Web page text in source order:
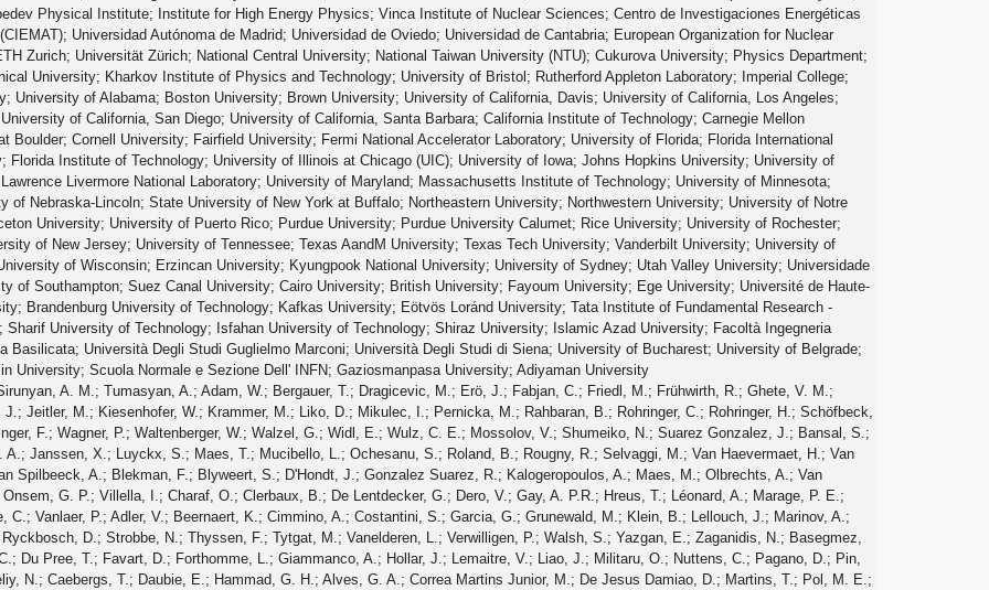
Physical Institute; Institute for High Energy Physics; Vinca Institute of Nuclear Sciences; Centro de Investigaciones Energéticas
Universidad Autónoma de Madrid; Universidad de Oviedo; Universidad de Cantabria; European Organization for Nuclear
Zurich; Universität Zürich; National Central University; National Taiwan University (NTU); Cukurova University; Physics Department;
University; Kharkov Institute of Physics and Technology; University of Bristol; Rutherford Appleton Laboratory; Imperial College;
University of Alabama; Boston University; Brown University; University of California, Davis; University of California, Los Angeles;
of California, San Diego; University of California, Santa Barbara; California Institute of Technology; Carnegie Mellon
Boulder; Cornell University; Fairfield University; Fermi National Accelerator Laboratory; University of Florida; Florida International
Florida Institute of Technology; University of Illinois at Chicago (UIC); University of Iowa; Johns Hopkins University; University of
Livermore National Laboratory; University of Maryland; Massachusetts Institute of Technology; University of Minnesota;
of Nebraska-Lincoln; State University of New York at Buffalo; Northeastern University; Northwestern University; University of Notre
University; University of Puerto Rico; Purdue University; Purdue University Calumet; Rice University; University of Rochester;
of New Jersey; University of Tennessee; Texas AandM University; Texas Tech University; Vanderbilt University; University of
of Wisconsin; Erzincan University; Kyungpook National University; University of Sydney; Utah Valley University; Universidade
of Southampton; Suez Canal University; Cairo University; British University; Fayoum University; Ege University; Université de Haute-
Brandenburg University of Technology; Kafkas University; Eötvös Loránd University; Tata Institute of Fundamental Research -
University of Technology; Isfahan University of Technology; Shiraz University; Islamic Azad University; Facoltà Ingegneria
Basilicata; Università Degli Studi Guglielmo Marconi; Università Degli Studi di Siena; University of Bucharest; University of Belgrade;
University; Scuola Normale e Sezione Dell' INFN; Gaziosmanpasa University; Adiyaman University
S.; Genchev, V.; Iaydjiev, P.; Piperov, S.; Rodozov, M.; Stoykova, S.; Sultanov, G.; Tcholakov, V.; Trayanov, R.; Vutova, M.; Dimitrov, A.; Hadjiiska, R.; Kozhuharov, V.; Litov, L.; Pavlov, B.; Petkov, P.; Bian, J. G.; Chen, G. M.; Chen, H. S.; Jiang, C. H.; Liang, D.; Liang, S.; Meng, X.; Tao, J.; Wang, J.; Wang, X.; Wang, Z.; Xiao, H.; Xu, M.; Zang, J.; Zhang, Z.; Asawatangtrakuldee, C.; Ban, Y.; Guo, S.; Guo, Y.; Li, W.; Liu, S.; Mao, Y.; Qian, S. J.; Teng, H.; Wang, S.; Zhu, B.; Zou, W.; Avila, C.; Gomez Moreno, B.; Osorio Oliveros, A. F.; Sanabria, J. C.; Godinovic, N.; Lelas, D.; Plestina, R.; Polic, D.; Puljak, I.; Antunovic, Z.; Dzelalija, M.; Kovac, M.; Brigljevic, V.; Duric, S.; Kadija, K.; Luetic, J.; Morovic, S.; Attikis, A.; Galanti, M.; Mavromanolakis, G.; Mousa, J.; Nicolaou, C.; Ptochos, F.; Razis, P. A.; Finger, M.; Assran, Y.; Elgammal, S.; Ellithi Kamel, A.; Khalil, S.; Mahmoud, M. A.; Radi, A.; Kadastik, M.; Müntel, M.; Raidal, M.; Rebane, L.; Tiko, A.; Azzolini, V.; Eerola, P.; Fedi, G.; Voutilainen, M.; Härkönen, J.; Heikkinen, A.; Karimäki, V.; Kinnunen, R.; Kortelainen, M. J.; Lampén, T.; Lassila-Perini, K.; Lehti, S.; Lindén, T.; Luukka, P.; Mäenpää, T.; Peltola, T.; Tuominen, E.; Tuominiemi, J.; Tuovinen, E.; Ungaro, D.; Wendland, L.; Banzuzi, K.; Korpela, A.; Tuuva, T.; Besancon, M.; Choudhury, S.; Dejardin, M.; Denegri, D.; Fabbro, B.; Faure, J. L.; Ferri, F.; Ganjour, S.; Givernaud, A.; Gras, P.; Hamel De Monchenault, G.; Jarry, P.; Locci, E.; Malcles, J.; Millischer, L.; Nayak, A.; Rander, J.; Rosowsky, A.; Shreyber, I.; Titov, M.; Baffioni, S.; Beaudette, F.; Benhabib, L.; Bianchini, L.; Bluj, M.; Broutin, C.; Busson, P.; Charlot, C.; Daci, N.; Dahms, T.; Dobrzynski, L.; Granier De Cassagnac, R.; Haguenauer, M.; Miné, P.; Mironov, C.; Ochando, C.; Paganini, P.; Sabes, D.; Salerno, R.; Sirois, Y.; Veelken, C.; Zabi, A.; Agram, J. L.; Andrea, J.; Bloch, D.; Bodin, D.; Brom, J. M.; Cardaci, M.; Chabert, E. C.; Collard, C.; Conte, E.; Drouhin, F.; Ferro, C.; Fontaine, J. C.; Gelé, D.; Goerlach, U.; Juillot, P.; Karim, M.; Le Bihan, A. C.; Van Hove, P.; Fassi, F.; Mercier, D.; Beauceron, S.; Beaupere, N.; Bondu, O.; Boudoul, G.; Brun, H.; Chasserat, J.; Chierici, R.; Contardo, D.; Depasse, P.; El Mamouni, H.; Fay, J.; Gascon, S.; Gouzevitch, M.; Ille, B.; Kurca, T.; Lethuillier, M.; Mirabito, L.; Perries, S.; Sordini, V.; Tosi, S.; Tschudi, Y.; Verdier, P.; Viret, S.; Tsamalaidze, Z.; Anagnostou, G.; Beranek, S.; Edelhoff, M.; Feld, L.; Heracleous, N.; Hindrichs, O.; Jussen, R.; Klein, K.; Merz, J.; Ostapchuk, A.; Perieanu, A.; Raupach, F.; Sammet, J.; Schael, S.; Sprenger, D.; Weber, H.; Wittmer, B.; Zhukov, V.; Ata, M.; Caudron, J.; Dietz-Laursonn, E.; Duchardt, D.; Erdmann, M.; Güth, A.; Hebbeker, T.; Heidemann, C.; Hoepfner, K.; Klimkovich, T.; Klingebiel, D.; Kreuzer, P.; Lanske, D.; Lingemann, J.; Magass, C.; Merschmeyer, M.; Meyer, A.; Olschewski, M.; Papacz, P.; Pieta, H.; Reithler, H.; Schmitz, S. A.; Sonnenschein, L.; Steggemann, J.; Teyssier, D.; Weber, M.; Bontenackels, M.; Cherepanov, V.; Davids, M.; Flügge, G.; Geenen, H.; Geisler, M.; Haj Ahmad, W.; Hoehle, F.; Kargoll, B.; Kress, T.; Kuessel, Y.; Linn, A.; Nowack, A.; Perchalla, L.; Pooth, O.; Rennefeld, J.; Sauerland, P.; Stahl, A.; Aldaya Martin, M.; Behr, J.; Behrenhoff, W.; Behrens, U.; Bergholz, M.; Bethani, A.; Borras, K.; Burgmeier, A.; Cakir, A.; Calligaris, L.; Campbell, A.; Castro, E.; Costanza, F.; Dammann, D.; Eckerlin, G.; Eckstein, D.; Fischer, D.; Flucke, G.; Geiser, A.; Glushkov, I.; Habib, S.; Hauk, J.; Jung, H.; Kasemann, M.; Katsas, P.; Kleinwort, C.; Kluge, H.; Knutsson, A.; Krämer, M.; Krücker, D.; Kuznetsova, E.; Lange, W.; Lohmann, W.; Lutz, B.; Mankel, R.; Marfin, I.; Marienfeld, M.; Melzer-Pellmann, I. A.; Meyer, A. B.; Mnich, J.; Mussgiller, A.; Naumann-Emme, S.; Olzem, J.; Perrey, H.; Petrukhin, A.; Pitzl, D.; Raspereza, A.; Ribeiro Cipriano, P. M.; Riedl, C.; Rosin, M.; Salfeld-Nebgen, J.; Schmidt, R.; Schoerner-Sadenius, T.; Sen, N.; Spiridonov, A.; Stein, M.; Walsh, R.; Wissing, C.; Autermann, C.; Blobel, V.; Bobrovskyi, S.; Draeger, J.; Enderle, H.; Erfle, J.; Gebbert, U.; Görner, M.; Hermanns, T.; Höing, R. S.; Kaschube, K.; Kaussen, G.; Kirschenmann, H.; Klanner, R.; Lange, J.; Mura, B.; Nowak, F.; Pietsch, N.; Rathjens, D.; Sander, C.; Schettler, H.; Schleper, P.; Schlieckau, E.; Schmidt, A.; Schröder, M.; Schum, T.; Seidel, M.; Stadie, H.; Steinbrück, G.; Thomsen, J.; Barth, C.; Berger, J.; Chwalek, T.; De Boer, W.; Dierlamm, A.; Feindt, M.; Guthoff, M.; Hackstein, C.; Hartmann, F.; Heinrich, M.; Held, H.; Hoffmann, K. H.; Honc, S.; Husemann, U.; Katkov, I.; Komaragiri, J. R.; Martschei, D.; Mueller, S.; Müller, Th.; Niegel, M.; Nürnberg, A.; Oberst, O.; Oehler, A.; Ott, J.; Peiffer, T.; Quast, G.; Rabbertz, K.; Ratnikov, F.; Ratnikova, N.; Röcker, S.; Saout, C.; Scheurer, A.; Schilling, F. P.; Schmanau, M.; Schott, G.; Simonis, H. J.; Stober, F. M.; Troendle, D.; Ulrich, R.; Wagner-Kuhr, J.; Weiler, T.; Zeise, M.; Ziebarth, E. B.; Daskalakis, G.; Geralis, T.; Kesisoglou, S.; Kyriakis, A.; Loukas, D.; Manolakos, I.; Markou, A.; Markou, C.; Mavrommatis, C.; Ntomari, E.; Gouskos, L.; Mertzimekis, T. J.; Panagiotou, A.; Saoulidou, N.; Evangelou, I.; Foudas, C.; Kokkas, P.; Manthos, N.; Papadopoulos, I.; Patras, V.; Bencze, G.; Hajdu, C.; Hidas, P.; Horvath, D.; Krajczar, K.; Radics, B.; Sikler, F.; Veszpremi, V.; Vesztergombi, G.; Beni, N.; Czellar, S.; Molnar, J.; Palinkas, J.; Szillasi, Z.; Karancsi, J.; Raics, P.; Trocsanyi, Z. L.; Ujvari, B.; Beri, S. B.; Bhatnagar, V.; Dhingra, N.; Gupta, R.; Jindal, M.; Kaur, M.; Kohli, J. M.; Mehta, M. Z.; Nishu, N.; Saini, L. K.; Sharma, A.; Singh, J.; Singh, S. P.; Ahuja, S.; Choudhary, B. C.; Kumar, A.; Malhotra, S.; Naimuddin, M.; Ranjan, K.; Sharma, V.; Shivpuri, R. K.; Banerjee, S.; Bhattacharya, S.; Dutta, S.; Gomber, B.; Jain, Sa.; Jain, Sh.; Khurana, R.; Sarkar, S.; Abdulsalam, A.; Choudhury, R. K.; Dutta, D.; Kailas, S.; Kumar, V.; Mohanty, A. K.; Pant, L. M.; Shukla, P.; Aziz, T.; Ganguly, S.; Guchait, M.; Gurtu, A.; Maity, M.; Majumder, G.; Mazumdar, K.; Mohanty, G. B.; Parida, B.; Sudhakar, K.; Wickramage, N.; Dugad, S.; Arfaei, H.; Bakhshiansohi, H.; Etesami, S. M.; Fahim, A.; Hashemi, M.; Hesari, H.; Jafari, A.; Khakzad, M.; Mohammadi, A.; Mohammadi Najafabadi, M.; Paktinat Mehdiabadi, S.; Safarzadeh, B.; Zeinali, M.; Abbrescia, M.; Barbone, L.; Calabria, C.; Chhibra, S. S.; Colaleo, A.; Creanza, D.; De Filippis, N.; De Palma, M.; Fiore, L.; Iaselli, G.; Lusito, L.; Maggi, G.; Maggi, M.; Marangelli, B.; My, S.; Nuzzo, S.; Pacifico, N.; Pompili, A.; Pugliese, G.; Selvaggi, G.; Silvestris, L.; Singh, G.; Zito, G.; Abbiendi, G.; Benvenuti, A. C.; Bonacorsi, D.; Braibant-Giacomelli, S.; Brigliadori, L.; Capiluppi, P.; Castro, A.; Cavallo, F. R.; Cuffiani, M.; Dallavalle, G. M.; Fabbri, F.; Fanfani, A.; Fasanella, D.; Giacomelli, P.; Grandi, C.; Guiducci, L.; Marcellini, S.; Masetti, G.; Meneghelli, M.; Montanari, A.; Navarria, F. L.; Odorici, F.; Perrotta, A.; Primavera, F.; Rossi, A. M.; Rovelli, T.; Siroli, G.; Travaglini, R.; Albergo, S.; Cappello, G.; Chiorboli, M.; Costa, S.; Potenza, R.; Tricomi, A.; Tuve, C.; Barbagli, G.; Ciulli, V.; Civinini, C.; D'Alessandro, R.; Focardi, E.; Frosali, S.; Gallo, E.; Gonzi, S.; Meschini, M.; Paoletti, S.; Sguazzoni, G.; Tropiano, A.; Benussi, L.; Bianco, S.; Colafranceschi, S.; Piccolo, D.; Fabbricatore, P.; Musenich, R.; Benaglia, A.; De Guio, F.; Di Matteo, L.; Fiorendi, S.; Gennai, S.; Ghezzi, A.; Malvezzi, S.; Manzoni, R. A.; Martelli, A.; Massironi, A.; Menasce, D.; Moroni, L.; Paganoni, M.; Pedrini, D.; Ragazzi, S.; Redaelli, N.; Sala, S.; Tabarelli De Fatis, T.; Buontempo, S.; Carrillo Montoya, C. A.; Cavallo, N.; De Cosa, A.; Dogangun, O.; Fabozzi, F.; Iorio, A. O.M.; Lista, L.; Meola, S.;